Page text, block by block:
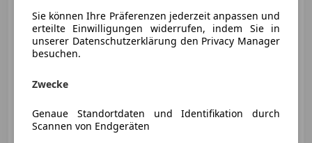
Sie können Ihre Präferenzen jederzeit anpassen und
erteilte Einwilligungen widerrufen, indem Sie in
unserer Datenschutzerklärung den Privacy Manager
besuchen.
Zwecke
Genaue Standortdaten und Identifikation durch
Scannen von Endgeräten